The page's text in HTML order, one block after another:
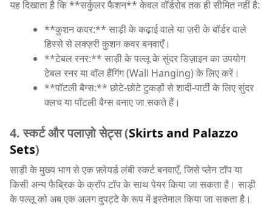
यह दिखाता है कि **सर्कुलर फैशन** केवल वॉर्डरोब तक ही सीमित नहीं है:
**कुशन कवर:** साड़ी के कढ़ाई वाले या ज़री के बॉर्डर वाले
हिस्से से लक्ज़री कुशन कवर बनवाएँ।
**टेबल रनर:** साड़ी के पल्लू के सुंदर डिज़ाइन का उपयोग
टेबल रनर या वॉल हैंगिंग (Wall Hanging) के लिए करें।
**पॉटली बैग्स:** छोटे-छोटे टुकड़ों से शादी-पार्टी के लिए सुंदर
क्लच या पॉटली बैग्स बनाए जा सकते हैं।
4. स्कर्ट और पलाज़ो सेट्स (Skirts and Palazzo
Sets)
साड़ी के मुख्य भाग से एक फ़्लेयर्ड लंबी स्कर्ट बनवाएँ, जिसे प्लेन टॉप या
किसी अन्य फैब्रिक के क्रॉप टॉप के साथ पेयर किया जा सकता है। साड़ी
के पल्लू को अब एक अलग दुपट्टे के रूप में इस्तेमाल किया जा सकता है।